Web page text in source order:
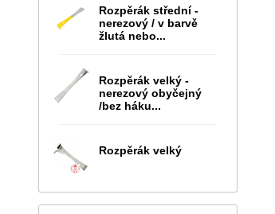
Rozpěrák střední -
nerezový / v barvě
žlutá nebo...
Rozpěrák velký -
nerezový obyčejný
/bez háku...
Rozpěrák velký